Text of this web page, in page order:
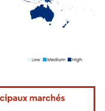
une attribution sous CC BY